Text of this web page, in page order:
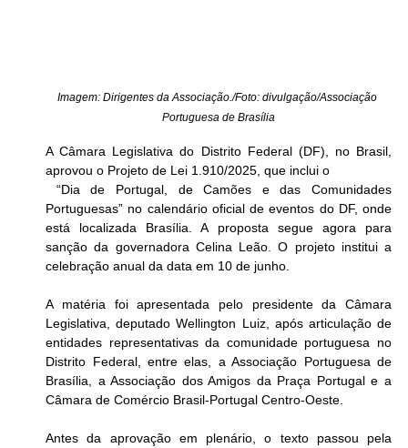
Imagem: Dirigentes da Associação./Foto: divulgação/Associação
Portuguesa de Brasília
A Câmara Legislativa do Distrito Federal (DF), no Brasil,
aprovou o Projeto de Lei 1.910/2025, que inclui o
Portuguesas” no calendário oficial de eventos do DF, onde
está localizada Brasília. A proposta segue agora para
sanção da governadora Celina Leão. O projeto institui a
celebração anual da data em 10 de junho.
A matéria foi apresentada pelo presidente da Câmara
Legislativa, deputado Wellington Luiz, após articulação de
entidades representativas da comunidade portuguesa no
Distrito Federal, entre elas, a Associação Portuguesa de
Brasília, a Associação dos Amigos da Praça Portugal e a
Câmara de Comércio Brasil-Portugal Centro-Oeste.
Antes da aprovação em plenário, o texto passou pela